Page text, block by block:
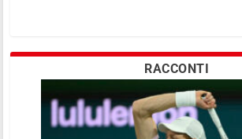
RACCONTI